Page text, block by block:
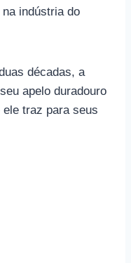
indústria do
décadas, a
apelo duradouro
traz para seus